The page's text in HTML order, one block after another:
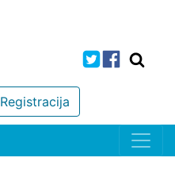
Registracija